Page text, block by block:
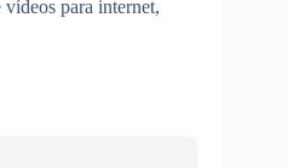
para internet,